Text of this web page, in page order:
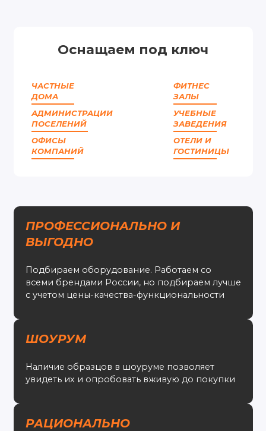
Оснащаем под ключ
ЧАСТНЫЕ
ДОМА
ФИТНЕС
ЗАЛЫ
АДМИНИСТРАЦИИ
ПОСЕЛЕНИЙ
УЧЕБНЫЕ
ЗАВЕДЕНИЯ
ОФИСЫ
КОМПАНИЙ
ОТЕЛИ И
ГОСТИНИЦЫ
ПРОФЕССИОНАЛЬНО И
ВЫГОДНО
Подбираем оборудование. Работаем со
всеми брендами России, но подбираем лучше
с учетом цены-качества-функциональности
ШОУРУМ
Наличие образцов в шоуруме позволяет
увидеть их и опробовать вживую до покупки
РАЦИОНАЛЬНО